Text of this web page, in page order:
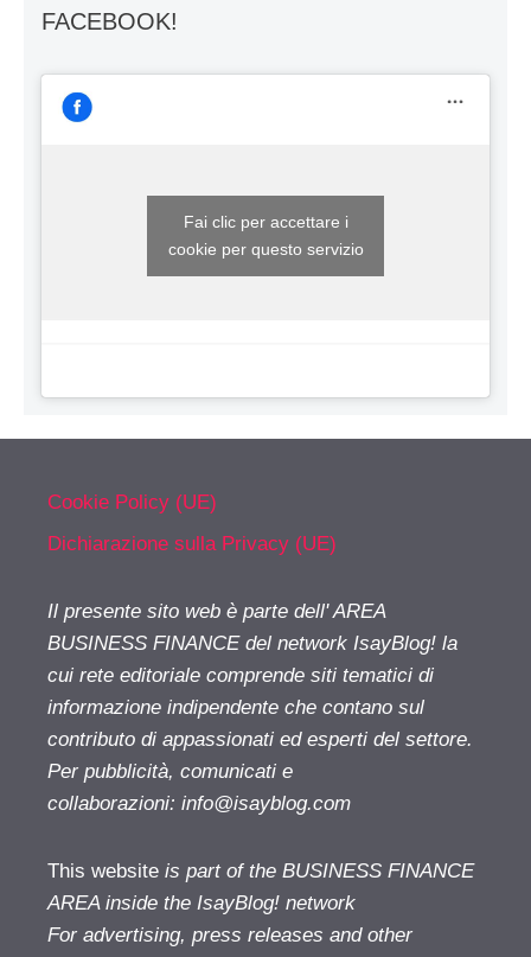
FACEBOOK!
Fai clic per accettare i
cookie per questo servizio
Cookie Policy (UE)
Dichiarazione sulla Privacy (UE)
Il presente sito web è parte dell' AREA
BUSINESS FINANCE del network IsayBlog! la
cui rete editoriale comprende siti tematici di
informazione indipendente che contano sul
contributo di appassionati ed esperti del settore.
Per pubblicità, comunicati e
collaborazioni: info@isayblog.com
This website is part of the BUSINESS FINANCE
AREA inside the IsayBlog! network
For advertising, press releases and other